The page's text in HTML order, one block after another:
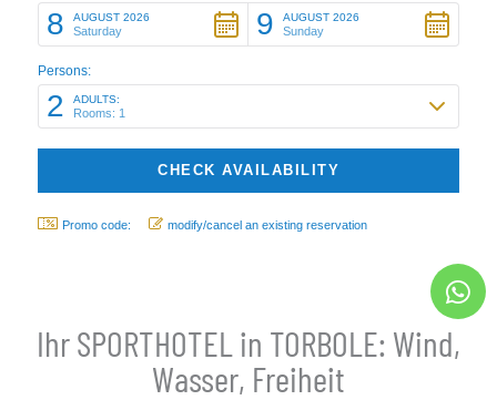
8 AUGUST 2026
Saturday 9 AUGUST 2026
Sunday
Persons:
2 ADULTS:
Rooms: 1
Promo code: modify/cancel an existing reservation
Ihr SPORTHOTEL in TORBOLE: Wind,
Wasser, Freiheit